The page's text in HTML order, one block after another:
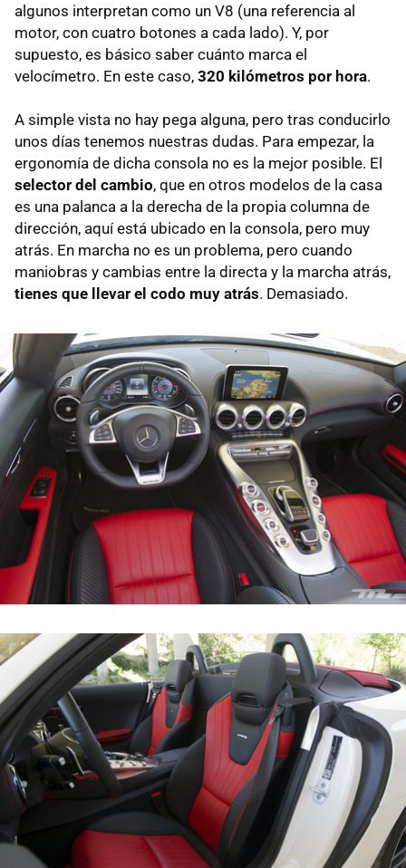
algunos interpretan como un V8 (una referencia al
motor, con cuatro botones a cada lado). Y, por
supuesto, es básico saber cuánto marca el
velocímetro. En este caso, 320 kilómetros por hora.
A simple vista no hay pega alguna, pero tras conducirlo
unos días tenemos nuestras dudas. Para empezar, la
ergonomía de dicha consola no es la mejor posible. El
selector del cambio, que en otros modelos de la casa
es una palanca a la derecha de la propia columna de
dirección, aquí está ubicado en la consola, pero muy
atrás. En marcha no es un problema, pero cuando
maniobras y cambias entre la directa y la marcha atrás,
tienes que llevar el codo muy atrás. Demasiado.